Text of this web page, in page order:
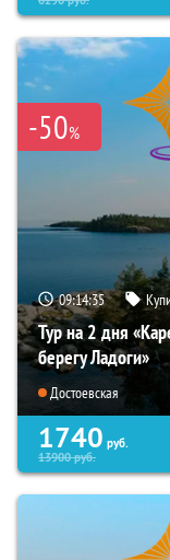
-50%
09:14:33
Тур на 2 дня
берегу Ладоги»
Достоевская
1740 руб.
13900руб.